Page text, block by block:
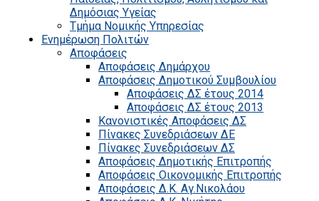
Δημόσιας Υγείας
Τμήμα Νομικής Υπηρεσίας
Ενημέρωση Πολιτών
Αποφάσεις
Αποφάσεις Δημάρχου
Αποφάσεις Δημοτικού Συμβουλίου
Αποφάσεις ΔΣ έτους 2014
Αποφάσεις ΔΣ έτους 2013
Κανονιστικές Αποφάσεις ΔΣ
Πίνακες Συνεδριάσεων ΔΕ
Πίνακες Συνεδριάσεων ΔΣ
Αποφάσεις Δημοτικής Επιτροπής
Αποφάσεις Οικονομικής Επιτροπής
Αποφάσεις Δ.Κ. Αγ.Νικολάου